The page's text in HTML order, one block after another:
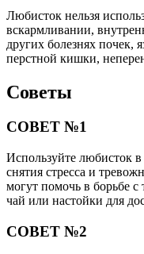
Любисток нельзя
вскармливании,
других болезнях почек,
перстной кишки,
Советы
СОВЕТ №1
Используйте любисток в
снятия стресса и
могут помочь в борьбе с
чай или настойки для
СОВЕТ №2